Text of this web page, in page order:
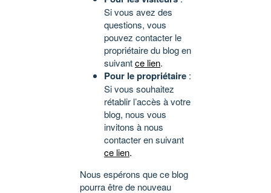
Si vous avez des
questions, vous
pouvez contacter le
propriétaire du blog en
suivantce lien.
Pour le propriétaire :
Si vous souhaitez
rétablir l’accès à votre
blog, nous vous
invitons à nous
contacter en suivant
ce lien.
Nous espérons que ce blog
pourra être de nouveau